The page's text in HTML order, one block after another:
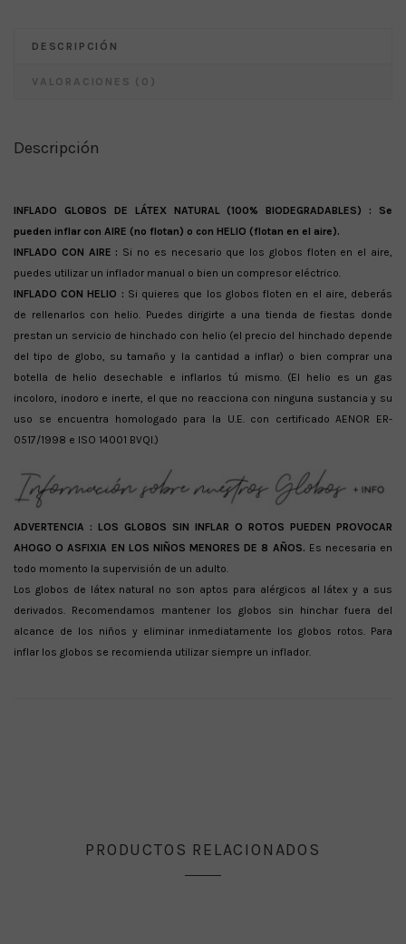
DESCRIPCIÓN
VALORACIONES (0)
Descripción
INFLADO GLOBOS DE LÁTEX NATURAL (100% BIODEGRADABLES) : Se
pueden inflar con AIRE (no flotan) o con HELIO (flotan en el aire).
INFLADO CON AIRE : Si no es necesario que los globos floten en el aire,
puedes utilizar un inflador manual o bien un compresor eléctrico.
INFLADO CON HELIO : Si quieres que los globos floten en el aire, deberás
de rellenarlos con helio. Puedes dirigirte a una tienda de fiestas donde
prestan un servicio de hinchado con helio (el precio del hinchado depende
del tipo de globo, su tamaño y la cantidad a inflar) o bien comprar una
botella de helio desechable e inflarlos tú mismo. (El helio es un gas
incoloro, inodoro e inerte, el que no reacciona con ninguna sustancia y su
uso se encuentra homologado para la U.E. con certificado AENOR ER-
0517/1998 e ISO 14001 BVQI.)
ADVERTENCIA : LOS GLOBOS SIN INFLAR O ROTOS PUEDEN PROVOCAR
AHOGO O ASFIXIA EN LOS NIÑOS MENORES DE 8 AÑOS. Es necesaria en
todo momento la supervisión de un adulto.
Los globos de látex natural no son aptos para alérgicos al látex y a sus
derivados. Recomendamos mantener los globos sin hinchar fuera del
alcance de los niños y eliminar inmediatamente los globos rotos. Para
inflar los globos se recomienda utilizar siempre un inflador.
PRODUCTOS RELACIONADOS